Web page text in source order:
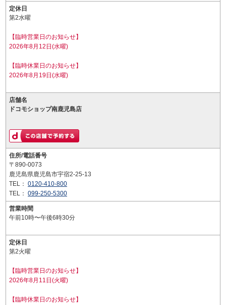
定休日
第2水曜
【臨時営業日のお知らせ】
2026年8月12日(水曜)
【臨時休業日のお知らせ】
2026年8月19日(水曜)
店舗名
ドコモショップ南鹿児島店
住所/電話番号
〒890-0073
鹿児島県鹿児島市宇宿2-25-13
TEL： 0120-410-800
TEL： 099-250-5300
営業時間
午前10時〜午後6時30分
定休日
第2火曜
【臨時営業日のお知らせ】
2026年8月11日(火曜)
【臨時休業日のお知らせ】